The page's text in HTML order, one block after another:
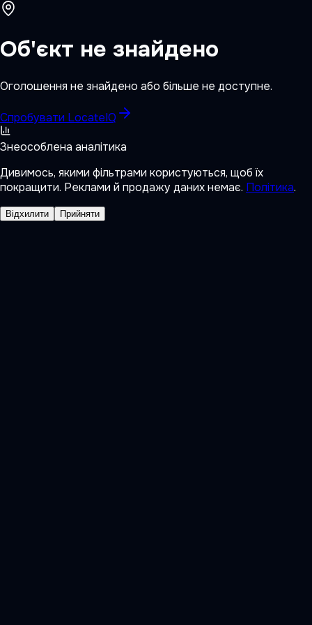
Об'єкт не знайдено
Оголошення не знайдено або більше не доступне.
Спробувати LocateIQ
Знеособлена аналітика
Дивимось, якими фільтрами користуються, щоб їх
покращити. Реклами й продажу даних немає. Політика.
Відхилити Прийняти